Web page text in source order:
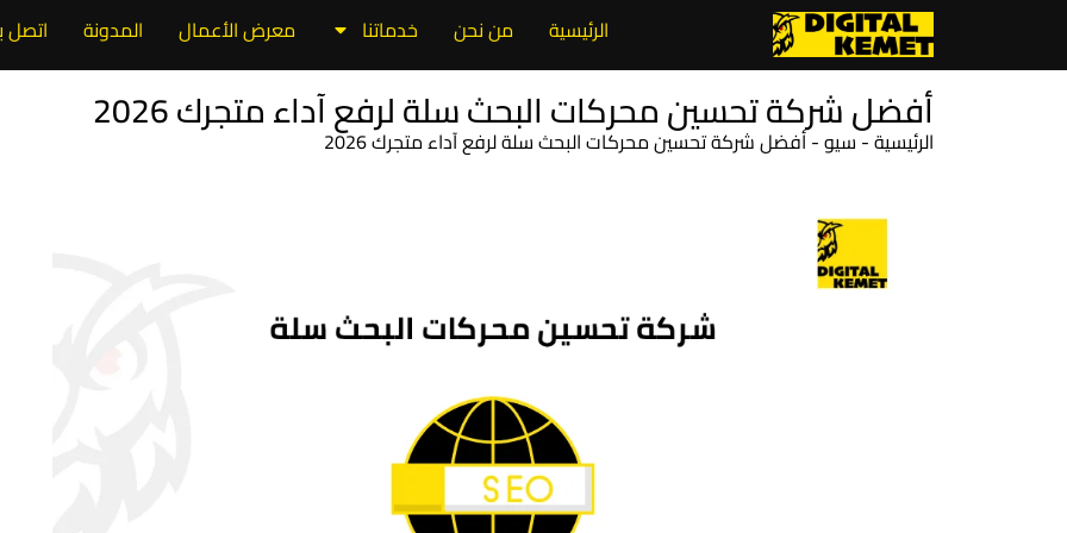
الرئيسية من نحن خدماتنا معرض الأعمال المدونة اتصل
أفضل شركة تحسين محركات البحث سلة لرفع آداء متجرك 2026
الرئيسية-سيو-أفضل شركة تحسين محركات البحث سلة لرفع آداء متجرك 2026